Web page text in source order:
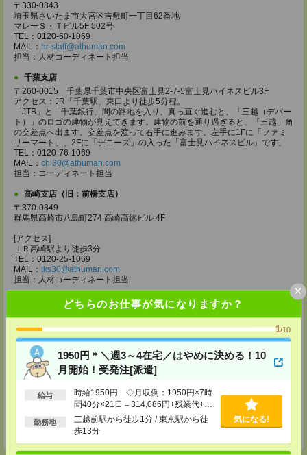
どちらのお仕事が気になりますか？
1/10
1950円＊＼週3～4在宅／はやめに決める！10
月開始！受発注[派遣]
給与
時給1950円 ◇月収例：1950円×7時
間40分×21日＝314,086円+残業代+通
勤交通費★
勤務地
三越前駅から徒歩1分 / 東京駅から徒
歩13分
気になる!
×
〒330-0843
埼玉県さいたま市大宮区吉敷町一丁目62番地
マレーＳ・Ｔビル5F 502号
TEL：0120-60-1069
MAIL： hr-staff@athuman.com
担当：人材コーディネート担当
千葉支店
〒260-0015 千葉県千葉市中央区富士見2-7-5富士見ハイネスビル3F
アクセス：JR「千葉駅」東口より徒歩5分程。
「JTB」と「千葉銀行」間の路地を入り、真っ直ぐ進むと、「三越（デパー
ト）」のロゴの建物が見えてきます。建物の前を通り過ぎると、「三越」角
の交差点へ出ます。交差点を渡って右手に進みます。左手に1Fに「ファミ
リーマート」、2Fに「デニーズ」の入った「富士見ハイネスビル」です。
TEL：0120-76-1069
MAIL： chi30@athuman.com
担当：コーディネート担当
高崎支店（旧：前橋支店）
〒370-0849
群馬県高崎市八島町274 高崎高徳ビル 4F
[アクセス]
ＪＲ高崎駅より徒歩3分
TEL：0120-25-1069
MAIL： tks30@athuman.com
担当：人材コーディネート担当
TEL：0120-25-1069
MAIL：utm30@athuman.com
担当：人材コーディネート担当
茨城支店
茨城県水戸市城南1-2-43 NKCビル 305号
〔アクセス〕水戸駅より徒歩5分
TEL：0120-25-1069
MAIL：hit30@athuman.com
担当：人材コーディネート担当